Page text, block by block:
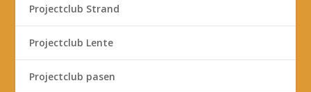
Projectclub Strand
Projectclub Lente
Projectclub pasen